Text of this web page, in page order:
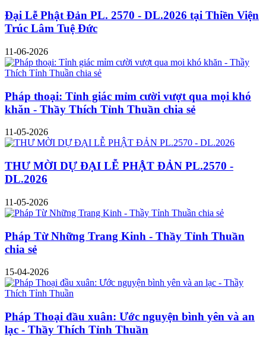
Đại Lễ Phật Đản PL. 2570 - DL.2026 tại Thiền Viện
Trúc Lâm Tuệ Đức
11-06-2026
Pháp thoại: Tỉnh giác mỉm cười vượt qua mọi khó
khăn - Thầy Thích Tỉnh Thuần chia sẻ
11-05-2026
THƯ MỜI DỰ ĐẠI LỄ PHẬT ĐẢN PL.2570 -
DL.2026
11-05-2026
Pháp Từ Những Trang Kinh - Thầy Tỉnh Thuần
chia sẻ
15-04-2026
Pháp Thoại đầu xuân: Ước nguyện bình yên và an
lạc - Thầy Thích Tỉnh Thuần